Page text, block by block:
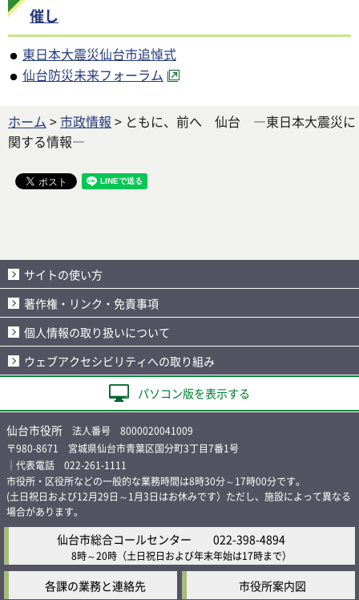
催し
東日本大震災仙台市追悼式
仙台防災未来フォーラム
ホーム >市政情報 > ともに、前へ 仙台 ―東日本大震災に
関する情報―
サイトの使い方
著作権・リンク・免責事項
個人情報の取り扱いについて
ウェブアクセシビリティへの取り組み
パソコン版を表示する
仙台市役所 法人番号 8000020041009
〒980-8671 宮城県仙台市青葉区国分町3丁目7番1号
｜代表電話 022-261-1111
市役所・区役所などの一般的な業務時間は8時30分～17時00分です。
(土日祝日および12月29日～1月3日はお休みです）ただし、施設によって異なる
場合があります。
仙台市総合コールセンター 022-398-4894
8時～20時 （土日祝日および年末年始は17時まで）
各課の業務と連絡先 市役所案内図